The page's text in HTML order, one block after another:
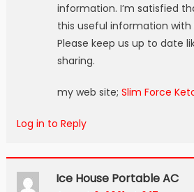
information. I’m satisfied
this useful information with
Please keep us up to date
sharing.
my web site; Slim Force
Log in to Reply
Ice House Portable AC